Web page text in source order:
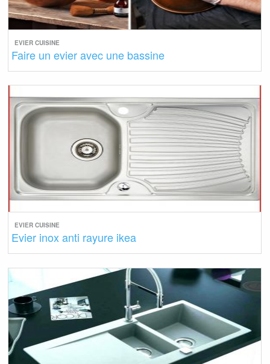
EVIER CUISINE
Faire un evier avec une bassine
EVIER CUISINE
Evier inox anti rayure ikea